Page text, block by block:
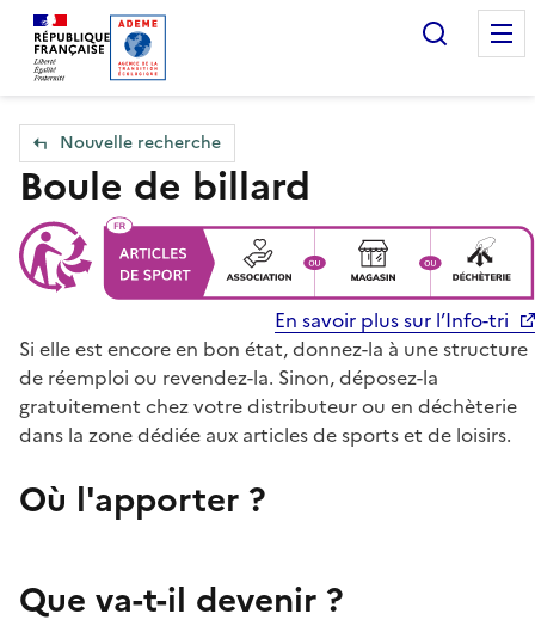
Accueil — Que Faire de mes objets & déchets
Nouvelle recherche
Boule de billard
En savoir plus sur l’Info-tri
Si elle est encore en bon état, donnez-la à une structure
de réemploi ou revendez-la. Sinon, déposez-la
gratuitement chez votre distributeur ou en déchèterie
dans la zone dédiée aux articles de sports et de loisirs.
Où l'apporter ?
Que va-t-il devenir ?